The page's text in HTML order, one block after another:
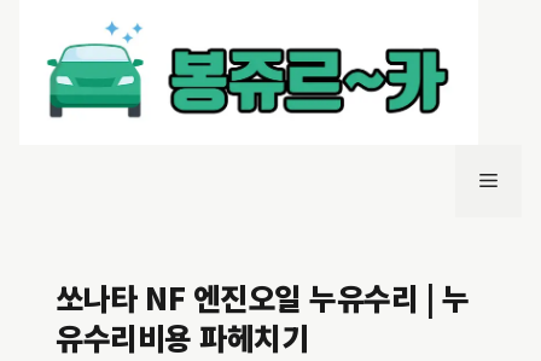
메
쏘나타 NF 엔진오일 누유수리 | 누
유수리비용 파헤치기